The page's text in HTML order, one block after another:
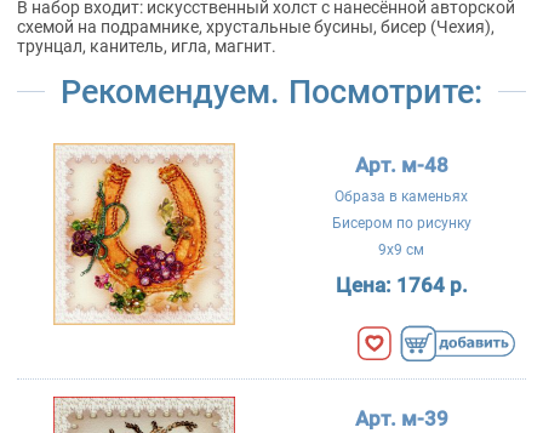
В набор входит: искусственный холст с нанесённой авторской
схемой на подрамнике, хрустальные бусины, бисер (Чехия),
трунцал, канитель, игла, магнит.
Рекомендуем. Посмотрите:
Арт. м-48
Образа в каменьях
Бисером по рисунку
9x9 см
Цена: 1764 р.
Арт. м-39